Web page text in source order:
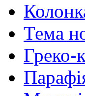
Тема
Греко-